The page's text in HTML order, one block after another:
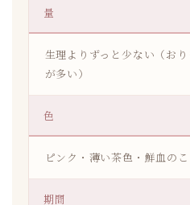
量
生理よりずっと少ない（お
が多い）
色
ピンク・薄い茶色・鮮血の
期間